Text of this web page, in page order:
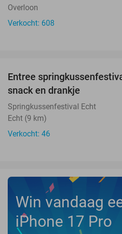
Overloon
Verkocht: 608
TODAY
Entree
snack en drankje
Springkussenfestival Echt
Echt (9 km)
Verkocht: 46
Win vandaag
iPhone 17 Pro